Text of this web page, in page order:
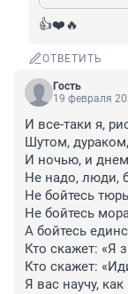
👍❤️🔥
ОТВЕТИТЬ
Гость
19 февраля
И все-таки я,
Шутом,
И ночью, и
Не надо, люди,
Не бойтесь
Не бойтесь
А бойтесь
Кто скажет: «Я
Кто скажет:
Я вас научу,